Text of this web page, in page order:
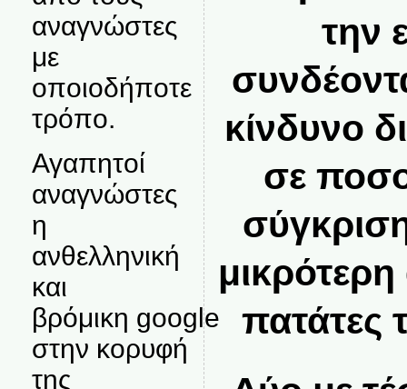
αναγνώστες
με
οποιοδήποτε
τρόπο.
Αγαπητοί
αναγνώστες
η
ανθελληνική
και
βρόμικη google
στην κορυφή
της
την
κίνδυνο
σε
πατάτες